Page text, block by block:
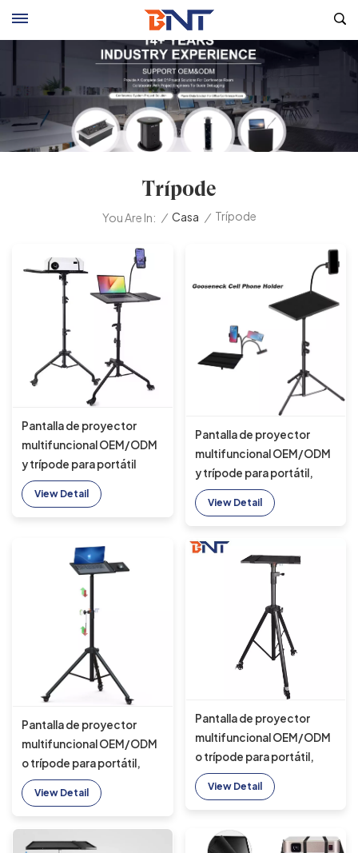
Trípode
You Are In: / Casa / Trípode
Pantalla de proyector
multifuncional OEM/ODM
y trípode para portátil
soporte de trípode
monopié selfie de aluminio
View Detail
Pantalla de proyector
multifuncional OEM/ODM
y trípode para portátil,
soporte de aluminio para
selfie, monopié, trípode
3 ruedas
View Detail
Pantalla de proyector
multifuncional OEM/ODM
o trípode para portátil,
soporte de aluminio para
selfie, monopié, trípode
3 ruedas
View Detail
Pantalla de proyector
multifuncional OEM/ODM
o trípode para portátil,
monopié para selfies de
aluminio, trípode de
ruedas
View Detail